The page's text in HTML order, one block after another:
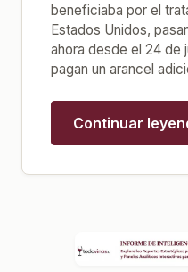
beneficiaba por el
Estados Unidos,
ahora desde el 24 de
pagan un arancel
Continuar